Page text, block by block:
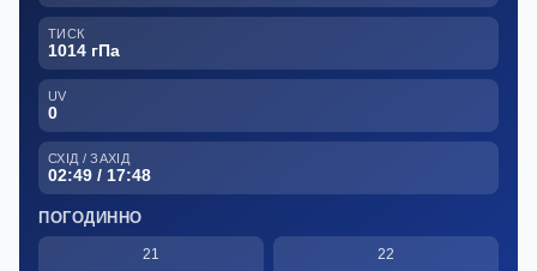
ТИСК
1014 гПа
UV
0
СХІД / ЗАХІД
02:49 / 17:48
ПОГОДИННО
21 22